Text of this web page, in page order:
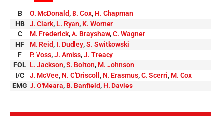
B O. McDonald, B. Cox, H. Chapman
HB
J. Clark, L. Ryan, K. Worner
C
M. Frederick,A. Brayshaw,C. Wagner
HF
M. Reid, I. Dudley,S. Switkowski
F
P. Voss,J. Amiss,J. Treacy
FOL L. Jackson,S. Bolton, M. Johnson
I/C
J. McVee, N. O'Driscoll , N. Erasmus,C. Scerri, M. Cox
EMG J. O'Meara, B. Banfield, H. Davies